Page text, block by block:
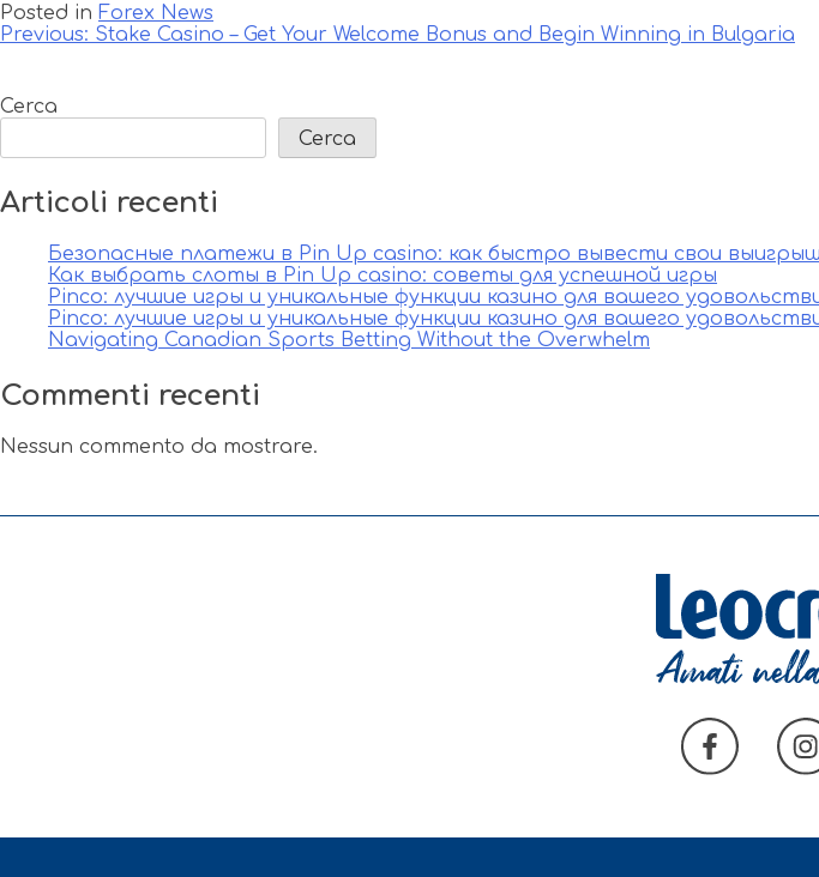
Posted in Forex News
Navigazione
Previous: Stake Casino – Get Your Welcome Bonus and Begin Winning in Bulgaria
Cerca
Cerca
Articoli recenti
Безопасные платежи в Pin Up casino: как быстро вывести свои
Как выбрать слоты в Pin Up casino: советы для успешной игры
Pinco: лучшие игры и уникальные функции казино для вашего
Pinco: лучшие игры и уникальные функции казино для вашего
Navigating Canadian Sports Betting Without the Overwhelm
Commenti recenti
Nessun commento da mostrare.